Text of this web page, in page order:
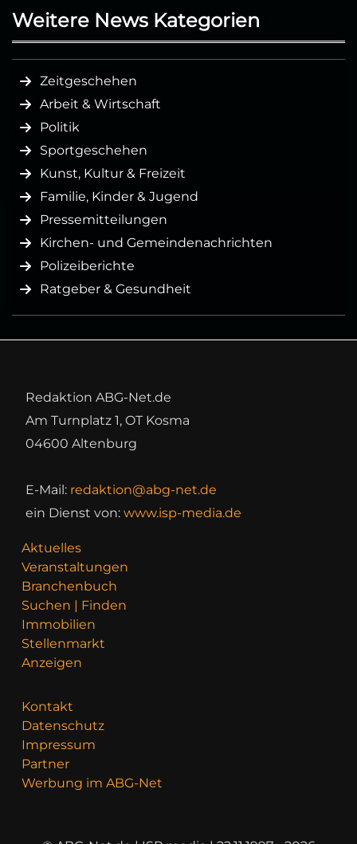
Weitere News Kategorien
Zeitgeschehen
Arbeit & Wirtschaft
Politik
Sportgeschehen
Kunst, Kultur & Freizeit
Familie, Kinder & Jugend
Pressemitteilungen
Kirchen- und Gemeindenachrichten
Polizeiberichte
Ratgeber & Gesundheit
Redaktion ABG-Net.de
Am Turnplatz 1, OT Kosma
04600 Altenburg
E-Mail: redaktion@abg-net.de
ein Dienst von: www.isp-media.de
Aktuelles
Veranstaltungen
Branchenbuch
Suchen | Finden
Immobilien
Stellenmarkt
Anzeigen
Kontakt
Datenschutz
Impressum
Partner
Werbung im ABG-Net